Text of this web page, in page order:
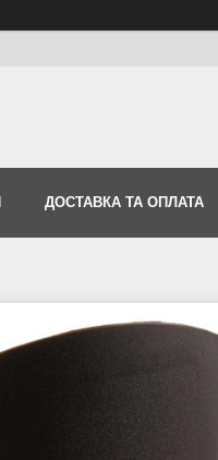
ДОСТАВКА ТА ОПЛАТА